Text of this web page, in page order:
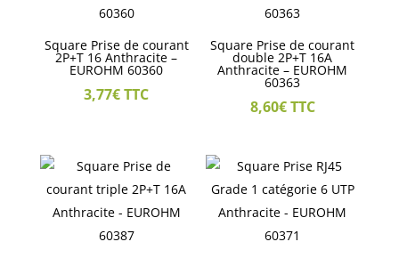
Square Prise de courant
2P+T 16 Anthracite –
EUROHM 60360
3,77€TTC
Square Prise de courant
double 2P+T 16A
Anthracite – EUROHM
60363
8,60€TTC